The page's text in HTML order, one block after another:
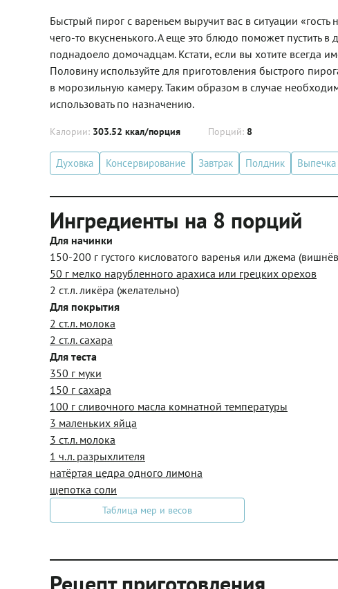
Быстрый пирог с вареньем выручит вас в ситуации
чего-то вкусненького. А еще это блюдо поможет пустить
поднадоело домочадцам. Кстати, если вы хотите всегда
Половину используйте для приготовления быстрого
в морозильную камеру. Таким образом в случае
использовать по назначению.
Калории: 303.52 ккал/порция Порций: 8
Духовка Консервирование Завтрак Полдник Выпечка
Ингредиенты на 8 порций
Для начинки
150-200 г густого кисловатого варенья или джема
50 г мелко нарубленного арахиса или грецких орехов
2 ст.л. ликёра (желательно)
Для покрытия
2 ст.л. молока
2 ст.л. сахара
Для теста
350 г муки
150 г сахара
100 г сливочного масла комнатной температуры
3 маленьких яйца
3 ст.л. молока
1 ч.л. разрыхлителя
натёртая цедра одного лимона
щепотка соли
Таблица мер и весов